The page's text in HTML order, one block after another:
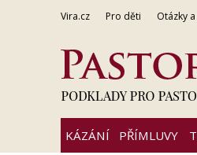
Vira.cz Pro děti Otázky
KÁZÁNÍ PŘÍMLUVY